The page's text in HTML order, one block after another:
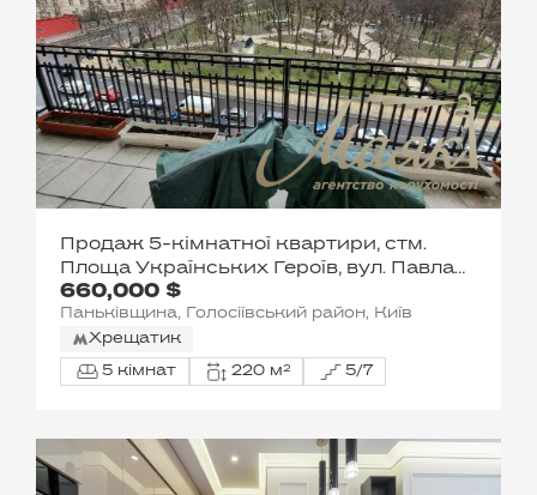
660,000 $
Продаж 5-кімнатної квартири, стм.
Площа Українських Героїв, вул. Павла
Скоропадського, 11, Центр, Київ
Паньківщина, Голосіївський район, Київ
Хрещатик
5 кімнат 220 м² 5/7